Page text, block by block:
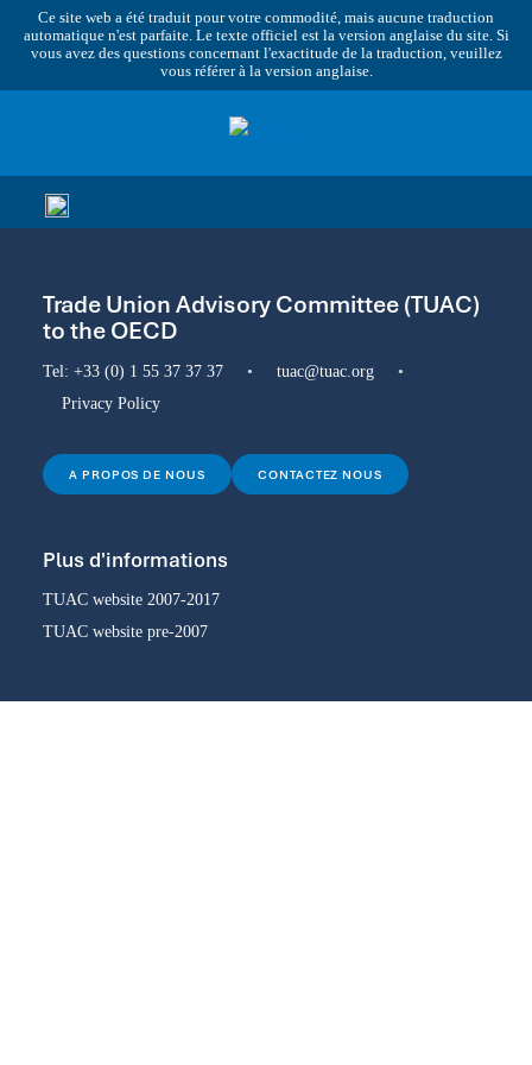
Ce site web a été traduit pour votre commodité, mais aucune traduction
automatique n'est parfaite. Le texte officiel est la version anglaise du site. Si
vous avez des questions concernant l'exactitude de la traduction, veuillez
vous référer à la version anglaise.
Trade Union Advisory Committee (TUAC)
to the OECD
Tel: +33 (0) 1 55 37 37 37 • tuac@tuac.org
•
Privacy Policy
A PROPOS DE NOUS CONTACTEZ NOUS
Plus d'informations
TUAC website 2007-2017
TUAC website pre-2007